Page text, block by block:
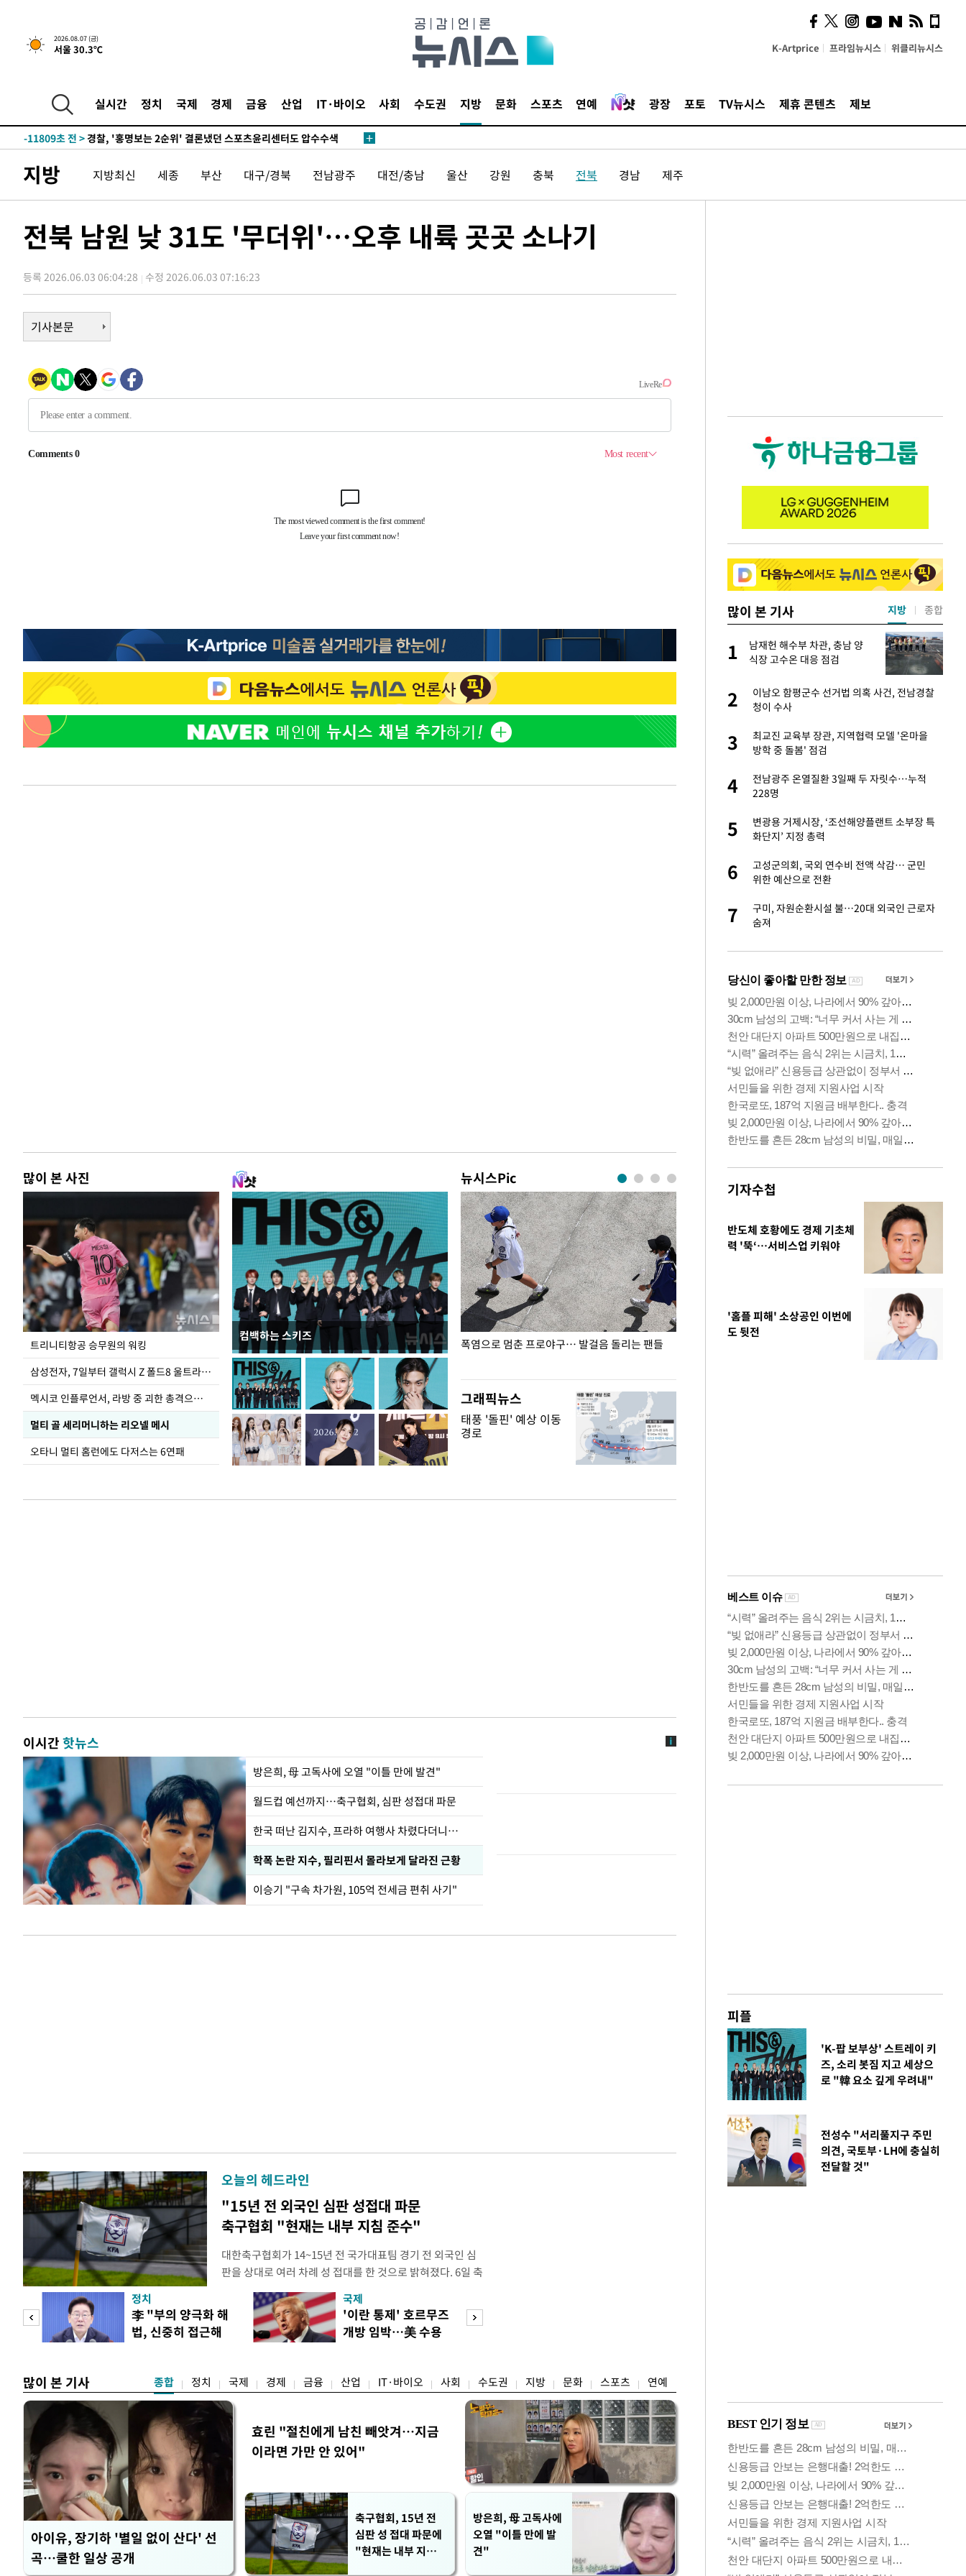
2026.08.07 (금)
서울 30.3℃ K-Artprice 프라임뉴시스 위클리뉴시스
실시간 정치 국제 경제 금융 산업 IT·바이오 사회 수도권 지방 문화 스포츠 연예 광장 포토 TV뉴시스 제휴 콘텐츠 제보
6시간 전 >내일까지 39도 '펄펄'…기상청 "태풍 지나며 폭염 잠시 꺾인다"
-14331초 전 >
[속보] 뉴욕증시, 혼조 출발…나스닥 0.3%↓, 다우 0.14%↑
-13124초 전 >
-11809초 전 >경찰, '홍명보는 2순위' 결론냈던 스포츠윤리센터도 압수수색
47분 전 >
日방위성, 北이 동해로 쏜 발사체는 탄도미사일 가능성
1시간 전 >[속보] SKT, 에이닷 서비스 장애 발생…"원인 파악 중"
1시간 전 >'낮 최고 39도' 불볕더위…한밤 열대야도 계속[내일날씨]
1시간 전 >"韓 외환시장 개입 관측 배경엔 美의 대한국 무역적자 있어"
1시간 전 >'월드컵 탈락 후폭풍' 축구협회…초유의 압수수색에 '충격·당황'
1시간 전 >서울 낮 37.9도, 올여름 최고치 경신…영등포 순간 '40도'
1시간 전 >[속보]종합특검, 대검 추가 압수수색…내란 중요임무종사 혐의
2시간 전 > [속보]코스피, 301.88포인트(4.58%) 내린 6296.38 마감
3시간 전 >[속보]원·달러 환율, 0.7원 내린 1423.8원 마감
3시간 전 >"여기 떨어졌다"…다누리, 스페이스X 로켓 달 충돌 흔적 포착
6시간 전 >내일까지 39도 '펄펄'…기상청 "태풍 지나며 폭염 잠시 꺾인다"
축구협회, 15년 전 심판 성 접대 파문에 "현재는 내부 지침 준수"
경찰, '홍명보는 2순위' 결론냈던 스포츠윤리센터도 압수수색
1시간 전 >
'낮 최고 39도' 불볕더위…한밤 열대야도 계속[내일날씨]
1시간 전 >[속보]7~9일 프로야구 3연전도 폭염 취소…11일 재개
1시간 전 >"韓 외환시장 개입 관측 배경엔 美의 대한국 무역적자 있어"
1시간 전 >'월드컵 탈락 후폭풍' 축구협회…초유의 압수수색에 '충격·당황'
1시간 전 > 서울 낮 37.9도, 올여름 최고치 경신…영등포 순간 '40도'
1시간 전 >
[속보]종합특검, 대검 추가 압수수색…내란 중요임무종사 혐의
2시간 전 >[속보]코스피, 301.88포인트(4.58%) 내린 6296.38 마감
지방 지방최신 세종 부산 대구/경북 전남광주 대전/충남 울산 강원 충북 전북 경남 제주
전북 남원 낮 31도 '무더위'…오후 내륙 곳곳 소나기
등록 2026.06.03 06:04:28 수정 2026.06.03 07:16:23
기사본문
많이 본 사진
트리니티항공 승무원의 워킹
삼성전자, 7일부터 갤럭시 Z 폴드8 울트라·폴드8·플립8 출시
멕시코 인플루언서, 라방 중 괴한 총격으로 사망
멀티 골 세리머니하는 리오넬 메시
오타니 멀티 홈런에도 다저스는 6연패
컴백하는 스키즈
뉴시스Pic
입추 하루 앞둔 전남광주… 열화상 카메라에 담긴
폭염
폭염으로 멈춘 프로야구… 발걸음 돌리는 팬들
이 대통령, '청년 대책 속도 높여야…폭염 문제도 입추 코앞인데
그래픽뉴스
태풍 '돌핀' 예상 이동
경로
이시간핫뉴스
방은희, 母 고독사에 오열 "이틀 만에 발견"
월드컵 예선까지…축구협회, 심판 성접대 파문
한국 떠난 김지수, 프라하 여행사 차렸다더니…
학폭 논란 지수, 필리핀서 몰라보게 달라진 근황
이승기 "구속 차가원, 105억 전세금 편취 사기"
오늘의 헤드라인
"15년 전 외국인 심판 성접대 파문
축구협회 "현재는 내부 지침 준수"
대한축구협회가 14~15년 전 국가대표팀 경기 전 외국인 심
판을 상대로 여러 차례 성 접대를 한 것으로 밝혀졌다. 6일 축
구계에 따르면 국회의 한 의원실은 축구협회가 2011~2012
년 국제심판 10여 명에게 성 접대한 사실을 확인했다. 당시
축구협회는 외국인 심판과 감독관 등 10여 명에게 한 번에
수십만원에서 많게는 100만원이 넘는 돈을 성
정치
李 "부의 양극화 해
법, 신중히 접근해
국제
'이란 통제' 호르무즈
개방 임박…美 수용
많이 본 기사 종합 정치 국제 경제 금융 산업 IT·바이오 사회 수도권 지방 문화 스포츠 연예
아이유, 장기하 '별일 없이 산다' 선
곡…쿨한 일상 공개
효린 "절친에게 남친 빼앗겨…지금
이라면 가만 안 있어"
축구협회, 15년 전
심판 성 접대 파문에
"현재는 내부 지침
방은희, 母 고독사에
오열 "이틀 만에 발
견"
많이 본 기사
아이유, 장기하 '별일 없이 산
다' 선곡…쿨한 일상 공개
2
만 안 있어"
3
축구협회, 15년 전 심판 성 접대 파문에 "현
재는 내부 지침 준수"
4
1
남재헌 해수부 차관, 충남 양
식장 고수온 대응 점검
2
이남오 함평군수 선거법 의혹 사건, 전남경찰
청이 수사
3
최교진 교육부 장관, 지역협력 모델 '온마을
방학 중 돌봄' 점검
4
전남광주 온열질환 3일째 두 자릿수…누적
228명
5
변광용 거제시장, ‘조선해양플랜트 소부장 특
화단지’ 지정 총력
6
고성군의회, 국외 연수비 전액 삭감… 군민
위한 예산으로 전환
7
구미, 자원순환시설 불…20대 외국인 근로자
숨져
지방 종합
기자수첩
반도체 호황에도 경제 기초체
력 '뚝‘…서비스업 키워야
'홈플 피해' 소상공인 이번에
도 뒷전
피플
'K-팝 보부상' 스트레이 키
즈, 소리 봇짐 지고 세상으
로 "韓 요소 깊게 우려내"
전성수 "서리풀지구 주민
의견, 국토부·LH에 충실히
전달할 것"